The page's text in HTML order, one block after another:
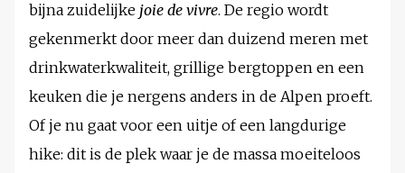
bijna zuidelijke joie de vivre. De regio wordt
gekenmerkt door meer dan duizend meren met
drinkwaterkwaliteit, grillige bergtoppen en een
keuken die je nergens anders in de Alpen proeft.
Of je nu gaat voor een uitje of een langdurige
hike: dit is de plek waar je de massa moeiteloos